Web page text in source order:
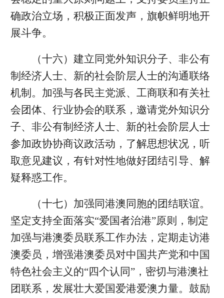
确政治立场，积极正面发声，旗帜鲜明地开
展斗争。
（十六）建立同党外知识分子、非公有
制经济人士、新的社会阶层人士的沟通联络
机制。加强与各民主党派、工商联和有关社
会团体、行业协会的联系，邀请党外知识分
子、非公有制经济人士、新的社会阶层人士
参加政协协商议政活动，了解思想状况，听
取意见建议，有针对性地做好团结引导、解
疑释惑工作。
（十七）加强同港澳同胞的团结联谊。
坚定支持全面落实“爱国者治港”原则，制定
加强与港澳委员联系工作办法，定期走访港
澳委员，增强港澳委员对中国共产党和中国
特色社会主义的“四个认同”，密切与港澳社
团联系，发展壮大爱国爱港爱澳力量。鼓励